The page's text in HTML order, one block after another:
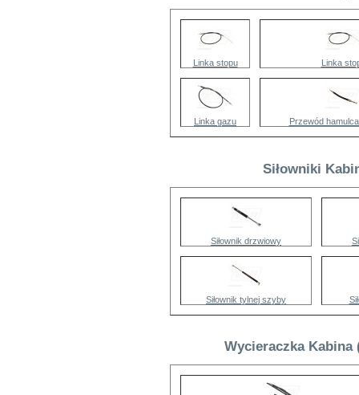
Linka stopu Linka
Linka gazu Przewód
Siłowniki
Siłownik drzwiowy
Siłownik tylnej szyby
Wycieraczka Kabina